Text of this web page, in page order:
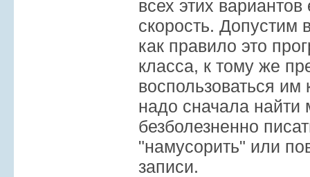
всех этих
скорость. Допустим
как правило это
класса, к тому же
воспользоваться
надо сначала найти
безболезненно
"намусорить" или
записи.